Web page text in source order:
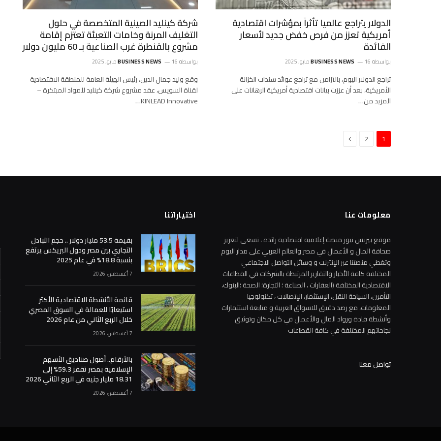
الدولار يتراجع عالميا تأثراً بمؤشرات اقتصادية
أمريكية تعزز من فرص خفض جديد لأسعار
الفائدة
بواسطة BUSINESS NEWS 16 مايو، 2025
تراجع الدولار اليوم، بالتزامن مع تراجع عوائد سندات الخزانة
الأمريكية، بعد أن عززت بيانات اقتصادية أمريكية الرهانات على
المزيد من…
شركة كينليد الصينية المتخصصة في حلول
التغليف المرنة وخامات التعبئة تعتزم إقامة
مشروع بالقنطرة غرب الصناعية بـ 60 مليون دولار
بواسطة BUSINESS NEWS 16 مايو، 2025
وقع وليد جمال الدين، رئيس الهيئة العامة للمنطقة الاقتصادية
لقناة السويس، عقد مشروع شركة كينليد للمواد المبتكرة –
KINLEAD Innovative…
1
2 التالي
معلومات عنا
موقع بيزنس نيوز منصة إعلامية اقتصادية رائدة ، تسعى لتعزيز
صحافة المال و الأعمال في مصر والعالم العربي على مدار اليوم
وتغطي منصتنا عبر الإنترنت و وسائل التواصل الاجتماعي
المختلفة كافة الأخبار والتقارير المرتبطة بالشركات في القطاعات
الاقتصادية المختلفة (العقارات ، الصناعة ؛ التجارة؛ الصحة ؛البنوك،
التأمين، السياحة النقل، الإستثمار، الإتصالات ، تكنولوجيا
المعلومات، مع رصد دقيق للاسواق العربية و متابعة استثمارات
وأنشطة قادة ورواد المال والأعمال في كل مكان وتوثيق
نجاحاتهم المختلفة في كافة القطاعات
تواصل معنا
اختياراتنا
بقيمة 53.5 مليار دولار .. حجم التبادل
التجاري بين مصر ودول البريكس يرتفع
بنسبة 18.8% في عام 2025
7 أغسطس، 2026
قائمة الأنشطة الاقتصادية الأكثر
استيعابًا للعمالة في السوق المصري
خلال الربع الثاني من عام 2026
7 أغسطس، 2026
بالأرقام.. أصول صناديق الأسهم
الإسلامية بمصر تقفز 59.3% إلى
18.31 مليار جنيه في الربع الثاني 2026
7 أغسطس، 2026